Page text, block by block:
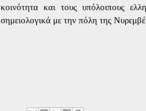
κοινότητα και τους υπόλοιπους
σημειολογικά με την πόλη της